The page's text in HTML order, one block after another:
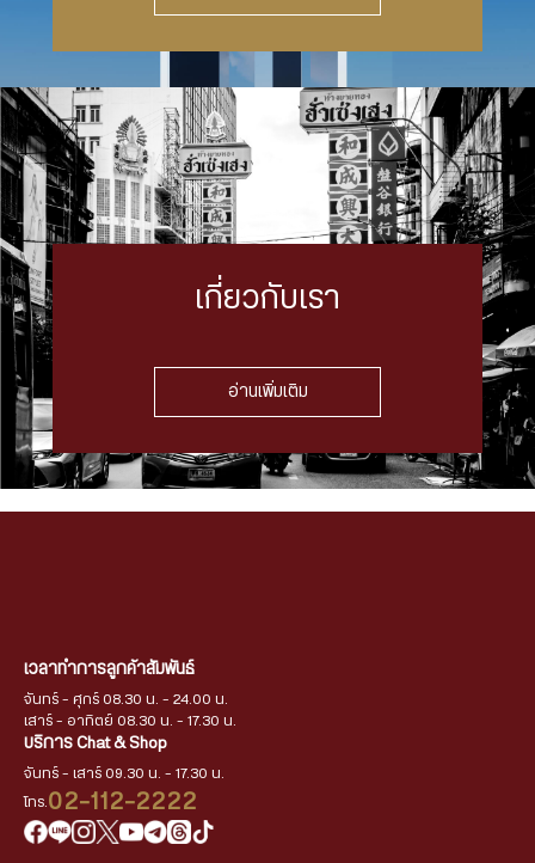
เกี่ยวกับเรา
อ่านเพิ่มเติม
เวลาทำการลูกค้าสัมพันธ์
จันทร์ - ศุกร์ 08.30 น. - 24.00 น.
เสาร์ - อาทิตย์ 08.30 น. - 17.30 น.
บริการ Chat & Shop
จันทร์ - เสาร์ 09.30 น. - 17.30 น.
โทร. 02-112-2222